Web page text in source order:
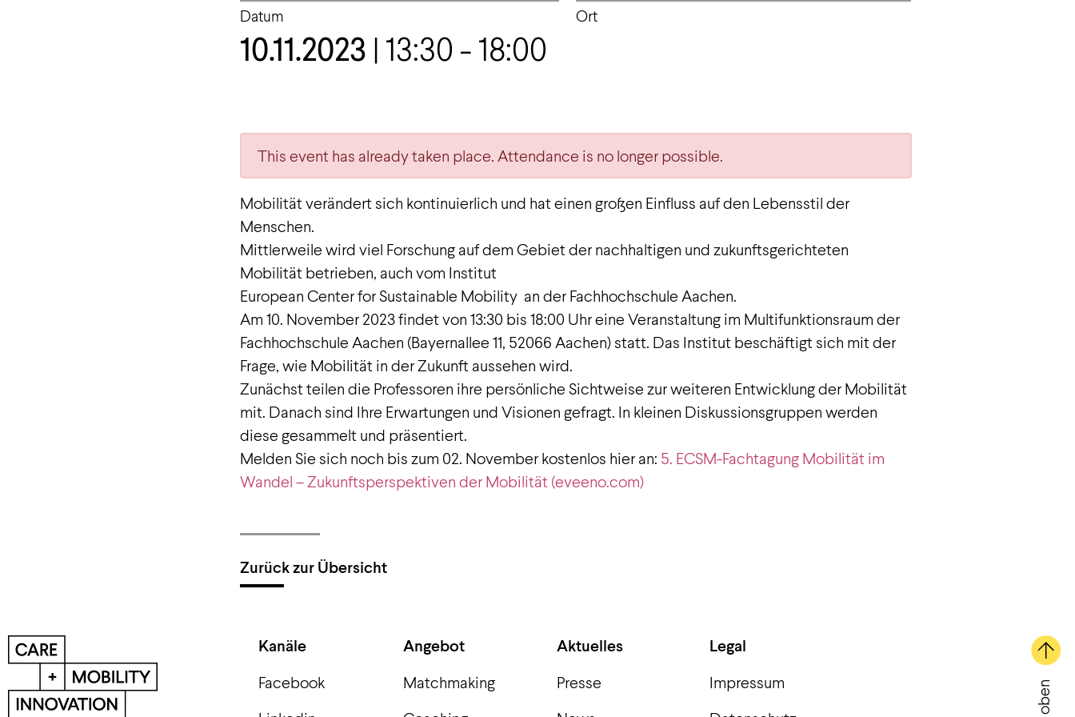
Datum
10.11.2023 | 13:30 - 18:00
Ort
This event has already taken place. Attendance is no longer possible.
Mobilität verändert sich kontinuierlich und hat einen großen Einfluss auf den Lebensstil der
Menschen.
Mittlerweile wird viel Forschung auf dem Gebiet der nachhaltigen und zukunftsgerichteten
Mobilität betrieben, auch vom Institut
European Center for Sustainable Mobility an der Fachhochschule Aachen.
Am 10. November 2023 findet von 13:30 bis 18:00 Uhr eine Veranstaltung im Multifunktionsraum der
Fachhochschule Aachen (Bayernallee 11, 52066 Aachen) statt. Das Institut beschäftigt sich mit der
Frage, wie Mobilität in der Zukunft aussehen wird.
Zunächst teilen die Professoren ihre persönliche Sichtweise zur weiteren Entwicklung der Mobilität
mit. Danach sind Ihre Erwartungen und Visionen gefragt. In kleinen Diskussionsgruppen werden
diese gesammelt und präsentiert.
Melden Sie sich noch bis zum 02. November kostenlos hier an: 5. ECSM-Fachtagung Mobilität im
Wandel – Zukunftsperspektiven der Mobilität (eveeno.com)
Zurück zur Übersicht
Kanäle
Facebook
Angebot
Matchmaking
Aktuelles
Presse
Legal
Impressum